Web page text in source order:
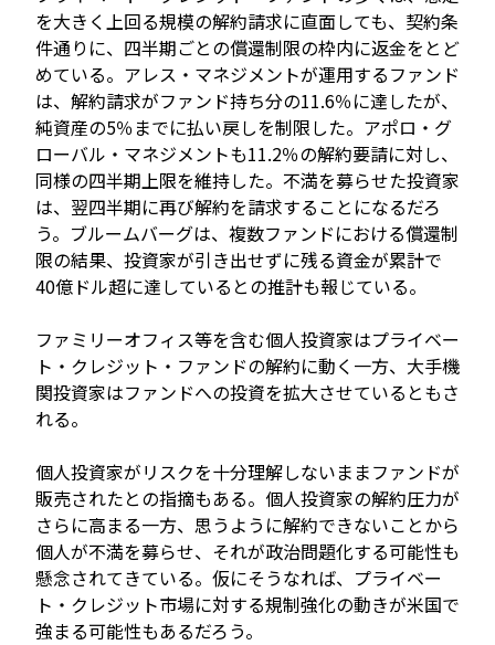
を大きく上回る規模の解約請求に直面しても、契約条
件通りに、四半期ごとの償還制限の枠内に返金をとど
めている。アレス・マネジメントが運用するファンド
は、解約請求がファンド持ち分の11.6％に達したが、
純資産の5％までに払い戻しを制限した。アポロ・グ
ローバル・マネジメントも11.2％の解約要請に対し、
同様の四半期上限を維持した。不満を募らせた投資家
は、翌四半期に再び解約を請求することになるだろ
う。ブルームバーグは、複数ファンドにおける償還制
限の結果、投資家が引き出せずに残る資金が累計で
40億ドル超に達しているとの推計も報じている。
ファミリーオフィス等を含む個人投資家はプライベー
ト・クレジット・ファンドの解約に動く一方、大手機
関投資家はファンドへの投資を拡大させているともさ
れる。
個人投資家がリスクを十分理解しないままファンドが
販売されたとの指摘もある。個人投資家の解約圧力が
さらに高まる一方、思うように解約できないことから
個人が不満を募らせ、それが政治問題化する可能性も
懸念されてきている。仮にそうなれば、プライベー
ト・クレジット市場に対する規制強化の動きが米国で
強まる可能性もあるだろう。